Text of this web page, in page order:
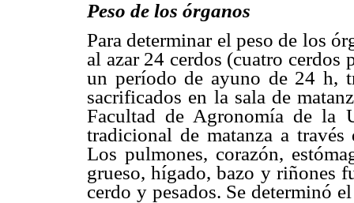
Peso de los órganos
Para determinar el peso de los
al azar 24 cerdos (cuatro cerdos
un período de ayuno de 24 h,
sacrificados en la sala de
Facultad de Agronomía de la
tradicional de matanza a
Los pulmones, corazón,
grueso, hígado, bazo y riñones
cerdo y pesados. Se determinó